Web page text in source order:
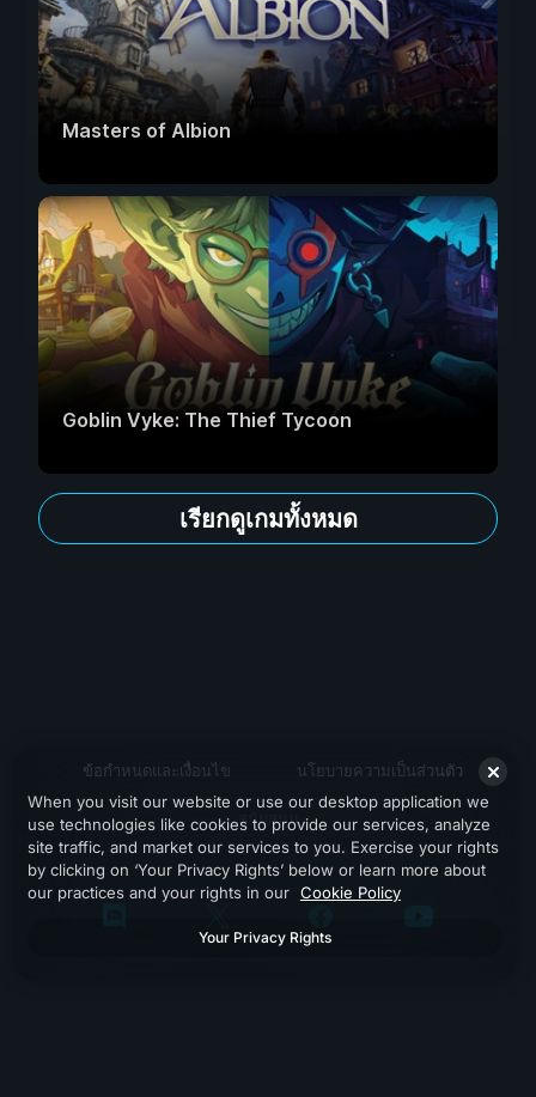
Masters of Albion
Goblin Vyke: The Thief Tycoon
เรียกดูเกมทั้งหมด
ข้อกำหนดและเงื่อนไข นโยบายความเป็นส่วนตัว
สนับสนุน
When you visit our website or use our desktop application we
use technologies like cookies to provide our services, analyze
site traffic, and market our services to you. Exercise your rights
by clicking on ‘Your Privacy Rights’ below or learn more about
our practices and your rights in our Cookie Policy
Your Privacy Rights